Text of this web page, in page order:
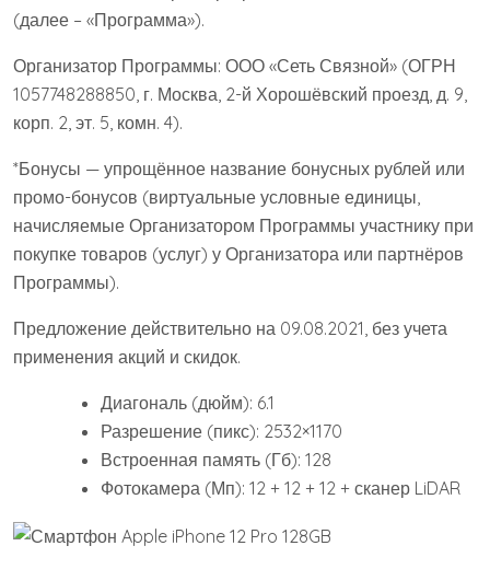
(далее – «Программа»).
Организатор Программы: ООО «Сеть Связной» (ОГРН
1057748288850, г. Москва, 2-й Хорошёвский проезд, д. 9,
корп. 2, эт. 5, комн. 4).
*Бонусы — упрощённое название бонусных рублей или
промо-бонусов (виртуальные условные единицы,
начисляемые Организатором Программы участнику при
покупке товаров (услуг) у Организатора или партнёров
Программы).
Предложение действительно на 09.08.2021, без учета
применения акций и скидок.
Диагональ (дюйм): 6.1
Разрешение (пикс): 2532×1170
Встроенная память (Гб): 128
Фотокамера (Мп): 12 + 12 + 12 + сканер LiDAR